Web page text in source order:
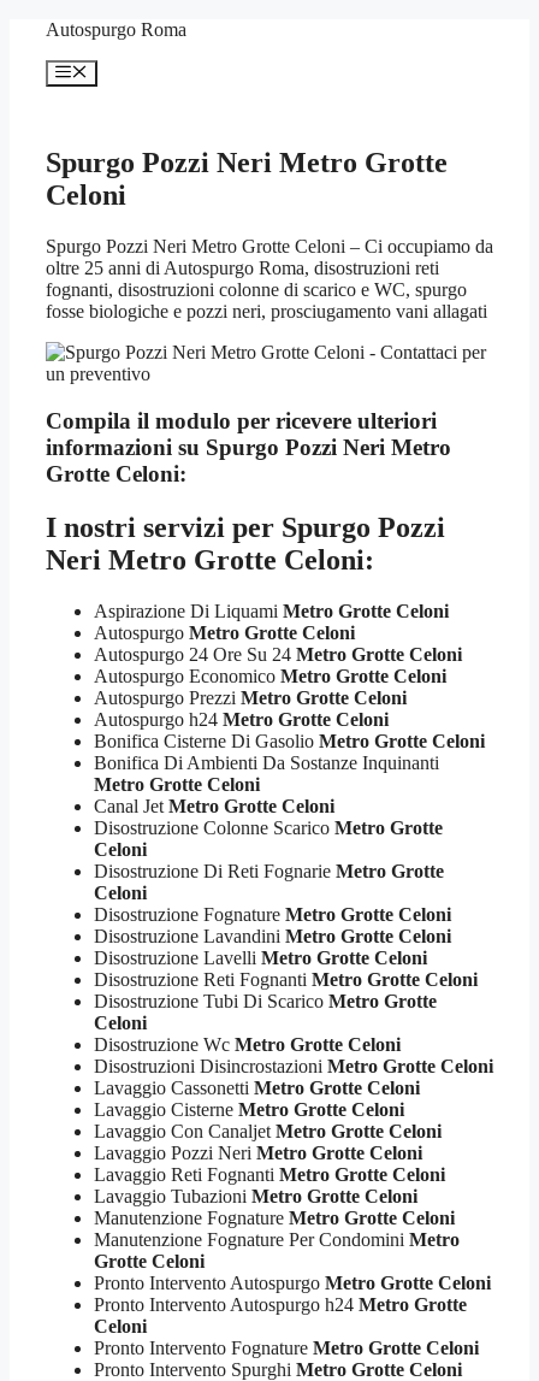
contenuto
Autospurgo Roma
Menu
Spurgo Pozzi Neri Metro Grotte
Celoni
Spurgo Pozzi Neri Metro Grotte Celoni – Ci occupiamo da
oltre 25 anni di Autospurgo Roma, disostruzioni reti
fognanti, disostruzioni colonne di scarico e WC, spurgo
fosse biologiche e pozzi neri, prosciugamento vani allagati
Compila il modulo per ricevere ulteriori
informazioni su Spurgo Pozzi Neri Metro
Grotte Celoni:
I nostri servizi per Spurgo Pozzi
Neri Metro Grotte Celoni:
Aspirazione Di Liquami Metro Grotte Celoni
Autospurgo Metro Grotte Celoni
Autospurgo 24 Ore Su 24 Metro Grotte Celoni
Autospurgo Economico Metro Grotte Celoni
Autospurgo Prezzi Metro Grotte Celoni
Autospurgo h24 Metro Grotte Celoni
Bonifica Cisterne Di Gasolio Metro Grotte Celoni
Bonifica Di Ambienti Da Sostanze Inquinanti
Metro Grotte Celoni
Canal Jet Metro Grotte Celoni
Disostruzione Colonne Scarico Metro Grotte
Celoni
Disostruzione Di Reti Fognarie Metro Grotte
Celoni
Disostruzione Fognature Metro Grotte Celoni
Disostruzione Lavandini Metro Grotte Celoni
Disostruzione Lavelli Metro Grotte Celoni
Disostruzione Reti Fognanti Metro Grotte Celoni
Disostruzione Tubi Di Scarico Metro Grotte
Celoni
Disostruzione Wc Metro Grotte Celoni
Disostruzioni Disincrostazioni Metro Grotte Celoni
Lavaggio Cassonetti Metro Grotte Celoni
Lavaggio Cisterne Metro Grotte Celoni
Lavaggio Con Canaljet Metro Grotte Celoni
Lavaggio Pozzi Neri Metro Grotte Celoni
Lavaggio Reti Fognanti Metro Grotte Celoni
Lavaggio Tubazioni Metro Grotte Celoni
Manutenzione Fognature Metro Grotte Celoni
Manutenzione Fognature Per Condomini Metro
Grotte Celoni
Pronto Intervento Autospurgo Metro Grotte Celoni
Pronto Intervento Autospurgo h24 Metro Grotte
Celoni
Pronto Intervento Fognature Metro Grotte Celoni
Pronto Intervento Spurghi Metro Grotte Celoni